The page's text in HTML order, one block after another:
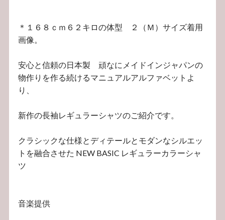
＊１６８ｃｍ６２キロの体型 ２（Ｍ）サイズ着用
画像。
安心と信頼の日本製 頑なにメイドインジャパンの
物作りを作る続けるマニュアルアルファベットよ
り、
新作の長袖レギュラーシャツのご紹介です。
クラシックな仕様とディテールとモダンなシルエッ
トを融合させた NEW BASIC レギュラーカラーシャ
ツ
音楽提供